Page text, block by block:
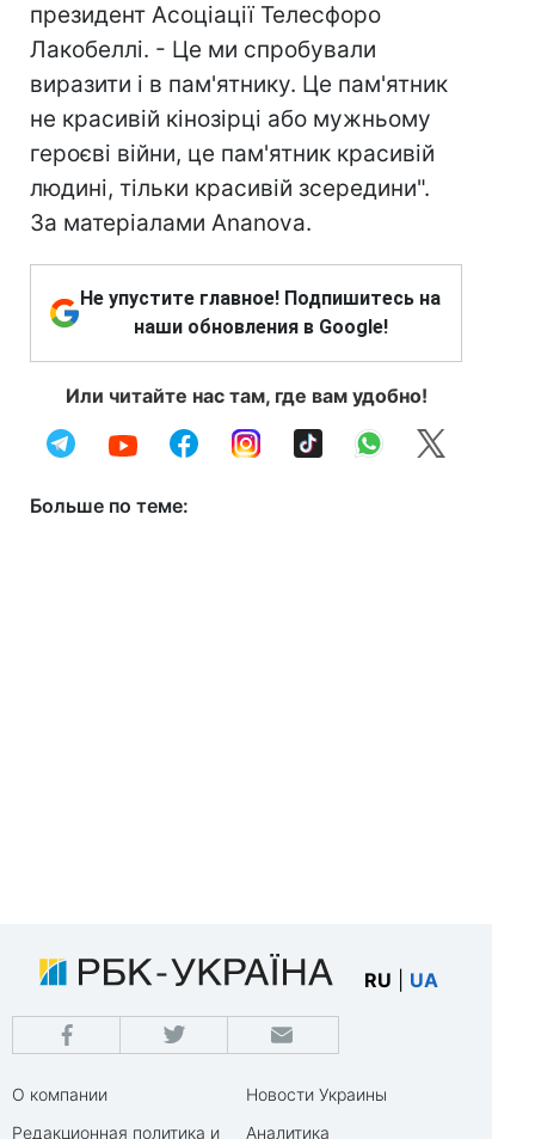
президент Асоціації Телесфоро
Лакобеллі. - Це ми спробували
виразити і в пам'ятнику. Це пам'ятник
не красивій кінозірці або мужньому
героєві війни, це пам'ятник красивій
людині, тільки красивій зсередини".
За матеріалами Ananova.
Не упустите главное! Подпишитесь на
наши обновления в Google!
Или читайте нас там, где вам удобно!
Больше по теме:
RU UA
О компании
Редакционная политика и
Новости Украины
Аналитика